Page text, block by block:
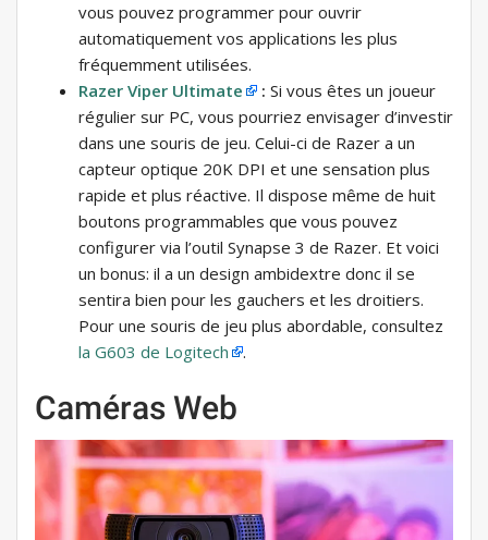
vous pouvez programmer pour ouvrir
automatiquement vos applications les plus
fréquemment utilisées.
Razer Viper Ultimate
: Si vous êtes un joueur
régulier sur PC, vous pourriez envisager d’investir
dans une souris de jeu. Celui-ci de Razer a un
capteur optique 20K DPI et une sensation plus
rapide et plus réactive. Il dispose même de huit
boutons programmables que vous pouvez
configurer via l’outil Synapse 3 de Razer. Et voici
un bonus: il a un design ambidextre donc il se
sentira bien pour les gauchers et les droitiers.
Pour une souris de jeu plus abordable, consultez
la G603 de Logitech
.
Caméras Web